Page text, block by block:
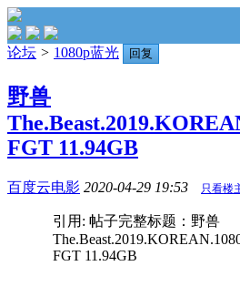
论坛 > 1080p蓝光 回复
野兽
FGT 11.94GB
百度云电影 2020-04-29 19:53 只看楼
引用: 帖子完整标题：野兽
FGT 11.94GB